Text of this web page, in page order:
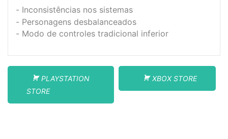
Inconsistências nos sistemas
Personagens desbalanceados
Modo de controles tradicional inferior
PLAYSTATION
STORE
XBOX STORE